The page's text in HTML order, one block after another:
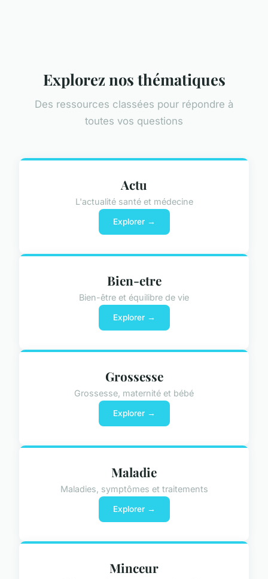
Explorez nos thématiques
Des ressources classées pour répondre à
toutes vos questions
Actu
L'actualité santé et médecine
Explorer →
Bien-etre
Bien-être et équilibre de vie
Explorer →
Grossesse
Grossesse, maternité et bébé
Explorer →
Maladie
Maladies, symptômes et traitements
Explorer →
Minceur